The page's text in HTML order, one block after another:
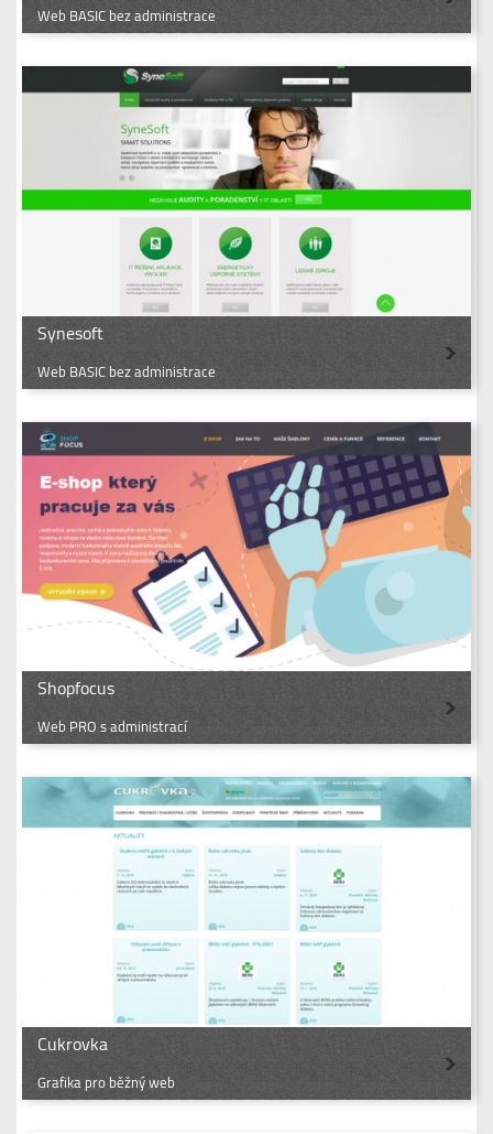
Web BASIC bez administrace
Synesoft
Web BASIC bez administrace
Shopfocus
Web PRO s administrací
Cukrovka
Grafika pro běžný web